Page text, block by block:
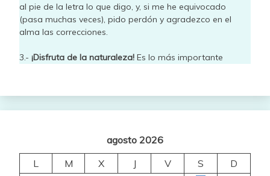
al pie de la letra lo que digo, y, si me he equivocado
(pasa muchas veces), pido perdón y agradezco en el
alma las correcciones.
3.- ¡Disfruta de la naturaleza! Es lo más importante
agosto 2026
L
M X J V S
D